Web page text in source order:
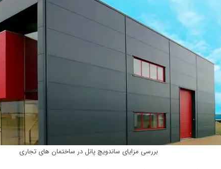
بررسی مزایای ساندویچ پانل در ساختمان های تجاری